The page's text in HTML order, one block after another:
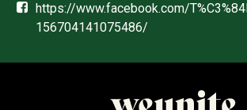
https://www.facebook.com/
156704141075486/